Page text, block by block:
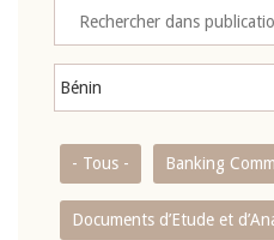
- Tous - Banking
Documents d’Etude et